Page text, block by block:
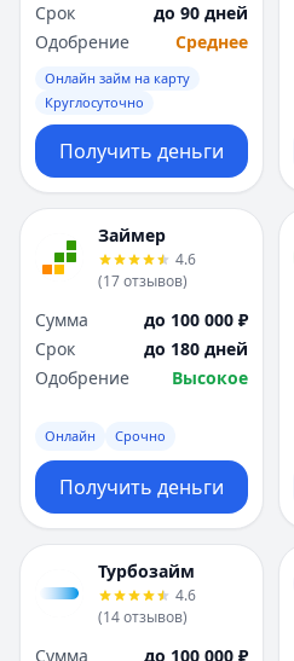
Срок
до 90 дней
Одобрение
Среднее
Онлайн займ на карту
Круглосуточно
Получить деньги
Займер
4.6
(17отзывов)
Сумма
до 100 000 ₽
Срок
до 180 дней
Одобрение
Высокое
Онлайн Срочно
Получить деньги
Турбозайм
4.6
(14отзывов)
Сумма
до 100 000 ₽